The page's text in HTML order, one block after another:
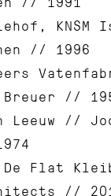
KNSM
// 1996
//
Leeuw //
De Flat
//